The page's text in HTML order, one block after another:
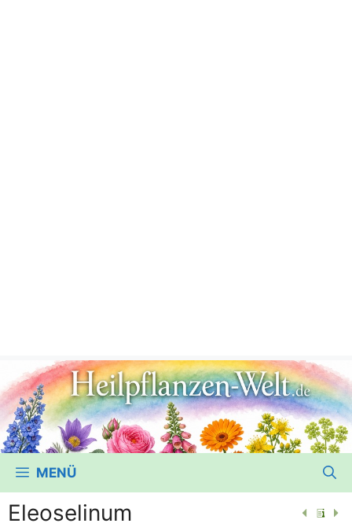
MENÜ
Eleoselinum